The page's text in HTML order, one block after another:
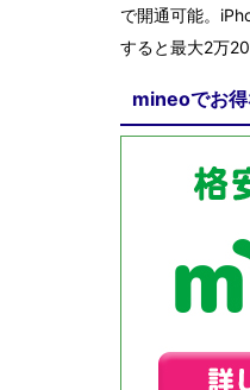
で開通可能。
すると最大2万
mineoでお得